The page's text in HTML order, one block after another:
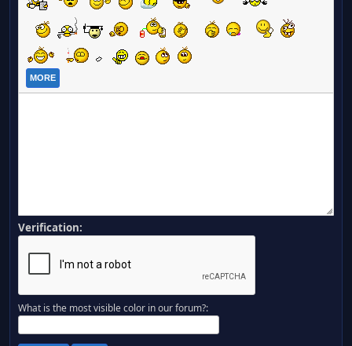
MORE
Verification:
What is the most visible color in our forum?: